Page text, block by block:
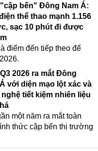
bến" Đông Nam Á:
thể thao mạnh 1.156
sạc 10 phút đi được
điểm đến tiếp theo để
2026 ra mắt Đông
với diện mạo lột xác và
tiết kiệm nhiên liệu
một năm ra mắt toàn
thức cập bến thị trường